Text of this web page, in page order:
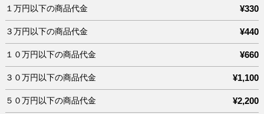
１万円以下の商品代金 ¥330
３万円以下の商品代金 ¥440
１０万円以下の商品代金 ¥660
３０万円以下の商品代金 ¥1,100
５０万円以下の商品代金 ¥2,200